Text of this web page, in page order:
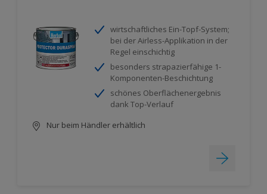
wirtschaftliches Ein-Topf-System;
bei der Airless-Applikation in der
Regel einschichtig
besonders strapazierfähige 1-
Komponenten-Beschichtung
schönes Oberflächenergebnis
dank Top-Verlauf
Nur beim Händler erhältlich